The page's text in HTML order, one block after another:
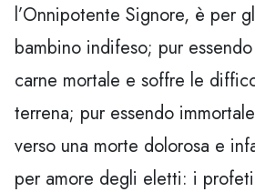
l’Onnipotente Signore, è per
bambino indifeso; pur
carne mortale e soffre le
terrena; pur essendo
verso una morte dolorosa e
per amore degli eletti: i